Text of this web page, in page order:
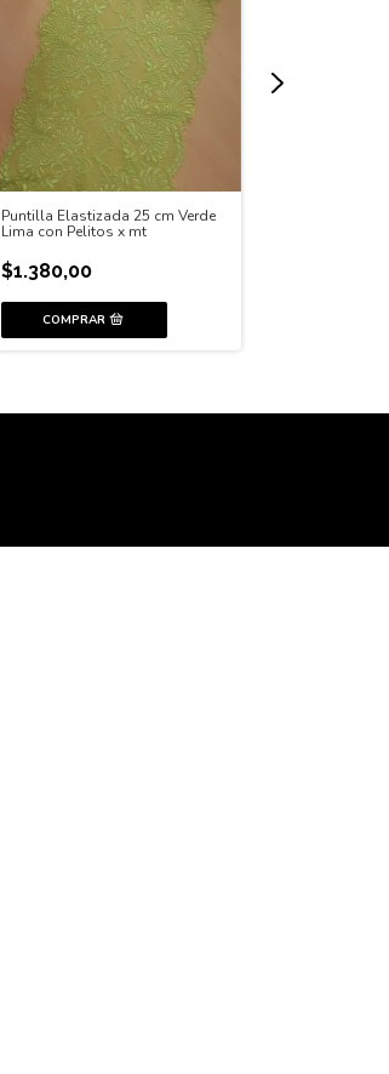
Puntilla Elastizada 25 cm Verde
Lima con Pelitos x mt
$1.380,00